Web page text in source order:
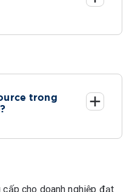
trong
cho doanh nghiệp đạt